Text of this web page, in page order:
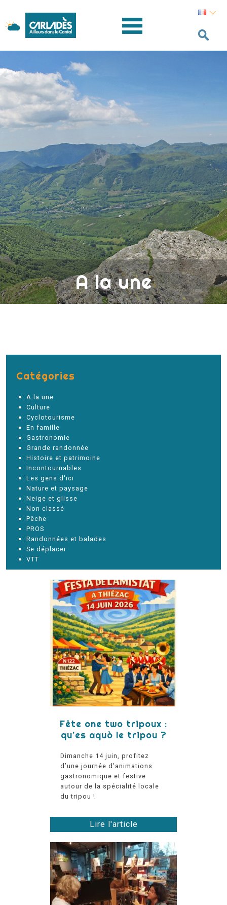
A la une
Catégories
A la une
Culture
Cyclotourisme
En famille
Gastronomie
Grande randonnée
Histoire et patrimoine
Incontournables
Les gens d'ici
Nature et paysage
Neige et glisse
Non classé
Pêche
PROS
Randonnées et balades
Se déplacer
VTT
Fête one two tripoux :
qu’es aquò le tripou ?
Dimanche 14 juin, profitez
d’une journée d’animations
gastronomique et festive
autour de la spécialité locale
du tripou !
Lire l'article